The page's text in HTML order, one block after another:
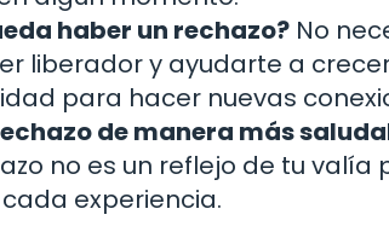
haber un rechazo? No
liberador y ayudarte a
para hacer nuevas
de manera más
no es un reflejo de tu valía
experiencia.